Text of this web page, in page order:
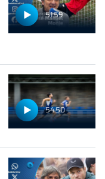
51:59
54:50